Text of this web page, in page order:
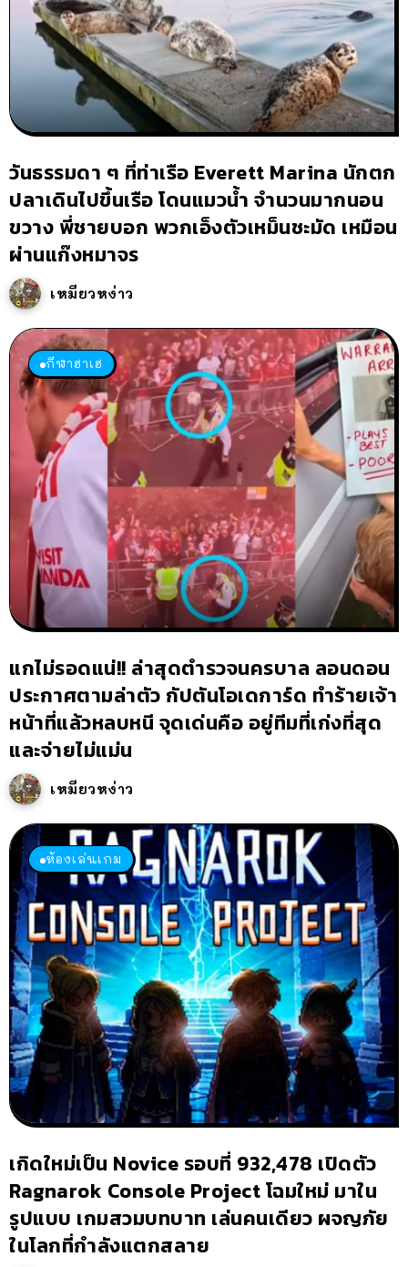
วันธรรมดา ๆ ที่ท่าเรือ Everett Marina นักตก
ปลาเดินไปขึ้นเรือ โดนแมวน้ำ จำนวนมากนอน
ขวาง พี่ชายบอก พวกเอ็งตัวเหม็นชะมัด เหมือน
ผ่านแก๊งหมาจร
เหมียวหง่าว
กีฬาฮาเฮ
แกไม่รอดแน่!! ล่าสุดตำรวจนครบาล ลอนดอน
ประกาศตามล่าตัว กัปตันโอเดการ์ด ทำร้ายเจ้า
หน้าที่แล้วหลบหนี จุดเด่นคือ อยู่ทีมที่เก่งที่สุด
และจ่ายไม่แม่น
เหมียวหง่าว
ห้องเล่นเกม
เกิดใหม่เป็น Novice รอบที่ 932,478 เปิดตัว
Ragnarok Console Project โฉมใหม่ มาใน
รูปแบบ เกมสวมบทบาท เล่นคนเดียว ผจญภัย
ในโลกที่กำลังแตกสลาย